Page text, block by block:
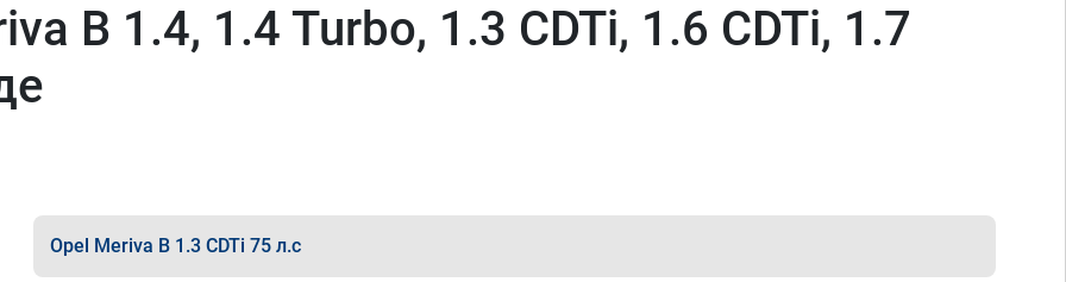
B 1.4, 1.4 Turbo, 1.3 CDTi, 1.6 CDTi, 1.7
Opel Meriva B 1.3 CDTi 75 л.с